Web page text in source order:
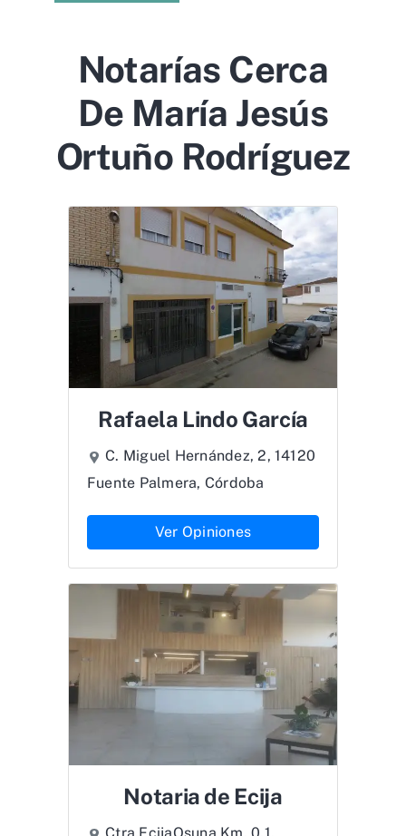
Notarías Cerca
De María Jesús
Ortuño Rodríguez
Rafaela Lindo García
C. Miguel Hernández, 2, 14120
Fuente Palmera, Córdoba
Ver Opiniones
Notaria de Ecija